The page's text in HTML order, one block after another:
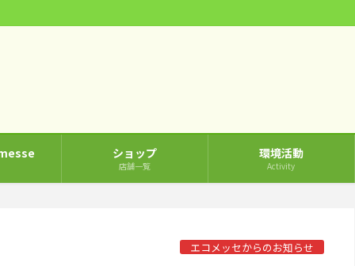
ショップ
店舗一覧
環境活動
Activity
エコメッセからのお知らせ